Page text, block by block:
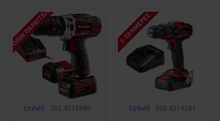
ΚΑΤΌΠΙΝ ΠΑΡΑΓΓΕΛΊΑΣ
Einhell 503.4513890
1-10 ΗΜΈΡΕΣ
Einhell 503.4514287